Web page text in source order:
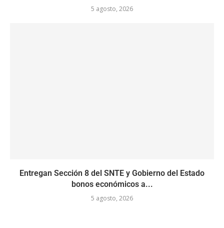
5 agosto, 2026
Entregan Sección 8 del SNTE y Gobierno del Estado
bonos económicos a...
5 agosto, 2026